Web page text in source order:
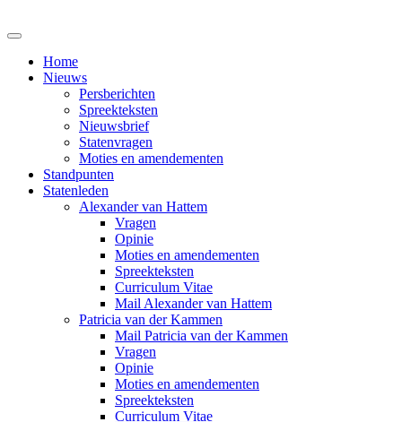
Home
Nieuws
Persberichten
Spreekteksten
Nieuwsbrief
Statenvragen
Moties en amendementen
Standpunten
Statenleden
Alexander van Hattem
Vragen
Opinie
Moties en amendementen
Spreekteksten
Curriculum Vitae
Mail Alexander van Hattem
Patricia van der Kammen
Mail Patricia van der Kammen
Vragen
Opinie
Moties en amendementen
Spreekteksten
Curriculum Vitae